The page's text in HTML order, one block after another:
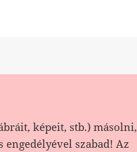
képeit, stb.) másolni,
szabad! Az